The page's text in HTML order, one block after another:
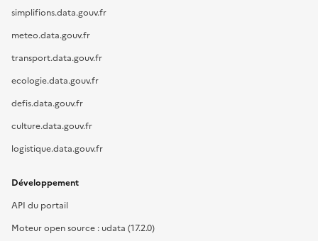
simplifions.data.gouv.fr
meteo.data.gouv.fr
transport.data.gouv.fr
ecologie.data.gouv.fr
defis.data.gouv.fr
culture.data.gouv.fr
logistique.data.gouv.fr
Développement
API du portail
Moteur open source : udata (17.2.0)